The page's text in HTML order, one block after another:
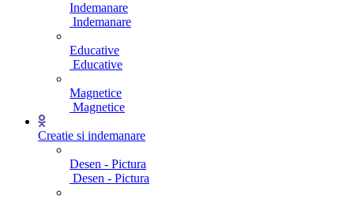
Indemanare
Indemanare
Educative
Educative
Magnetice
Magnetice
Creatie si indemanare
Desen - Pictura
Desen - Pictura